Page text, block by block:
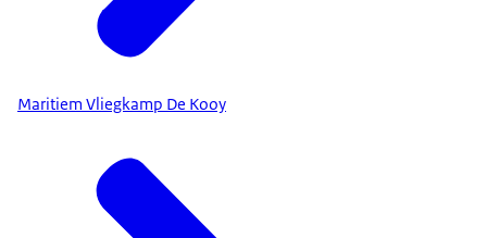
Maritiem Vliegkamp De Kooy